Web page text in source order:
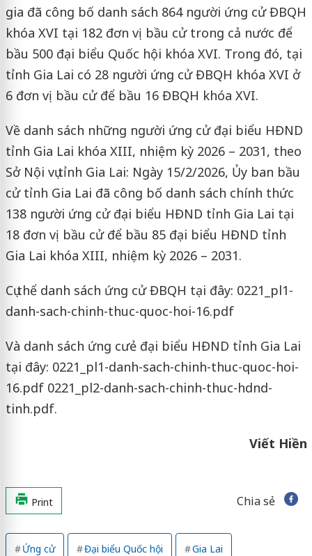
gia đã công bố danh sách 864 người ứng cử ĐBQH
khóa XVI tại 182 đơn vị bầu cử trong cả nước để
bầu 500 đại biểu Quốc hội khóa XVI. Trong đó, tại
tỉnh Gia Lai có 28 người ứng cử ĐBQH khóa XVI ở
6 đơn vị bầu cử để bầu 16 ĐBQH khóa XVI.
Về danh sách những người ứng cử đại biểu HĐND
tỉnh Gia Lai khóa XIII, nhiệm kỳ 2026 – 2031, theo
Sở Nội vụ tỉnh Gia Lai: Ngày 15/2/2026, Ủy ban bầu
cử tỉnh Gia Lai đã công bố danh sách chính thức
138 người ứng cử đại biểu HĐND tỉnh Gia Lai tại
18 đơn vị bầu cử để bầu 85 đại biểu HĐND tỉnh
Gia Lai khóa XIII, nhiệm kỳ 2026 – 2031.
Cụ thể danh sách ứng cử ĐBQH tại đây: 0221_pl1-
danh-sach-chinh-thuc-quoc-hoi-16.pdf
Và danh sách ứng cưẻ đại biểu HĐND tỉnh Gia Lai
tại đây: 0221_pl1-danh-sach-chinh-thuc-quoc-hoi-
16.pdf 0221_pl2-danh-sach-chinh-thuc-hdnd-
tinh.pdf.
Viết Hiền
Print Chia sẻ
Ứng cử Đại biểu Quốc hội Gia Lai